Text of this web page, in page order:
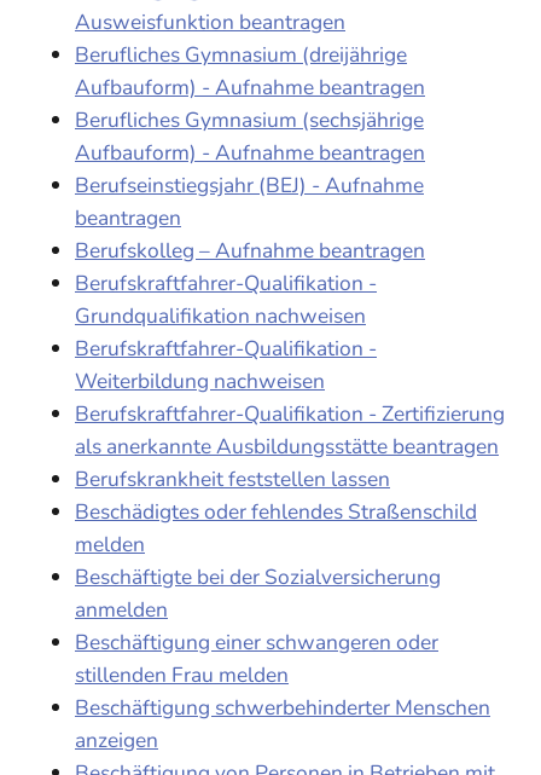
Ausweisfunktion beantragen
Berufliches Gymnasium (dreijährige
Aufbauform) - Aufnahme beantragen
Berufliches Gymnasium (sechsjährige
Aufbauform) - Aufnahme beantragen
Berufseinstiegsjahr (BEJ) - Aufnahme
beantragen
Berufskolleg – Aufnahme beantragen
Berufskraftfahrer-Qualifikation -
Grundqualifikation nachweisen
Berufskraftfahrer-Qualifikation -
Weiterbildung nachweisen
Berufskraftfahrer-Qualifikation - Zertifizierung
als anerkannte Ausbildungsstätte beantragen
Berufskrankheit feststellen lassen
Beschädigtes oder fehlendes Straßenschild
melden
Beschäftigte bei der Sozialversicherung
anmelden
Beschäftigung einer schwangeren oder
stillenden Frau melden
Beschäftigung schwerbehinderter Menschen
anzeigen